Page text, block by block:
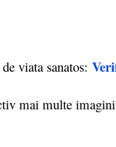
viata sanatos:
mai multe